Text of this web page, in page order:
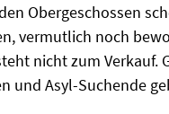
Obergeschossen
vermutlich noch
nicht zum Verkauf.
und Asyl-Suchende